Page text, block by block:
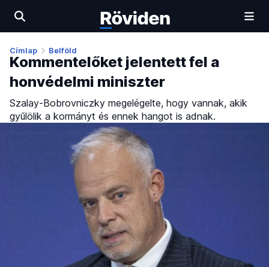
Címlap Belföld
Kommentelőket jelentett fel a
honvédelmi miniszter
Szalay-Bobrovniczky megelégelte, hogy vannak, akik
gyűlölik a kormányt és ennek hangot is adnak.